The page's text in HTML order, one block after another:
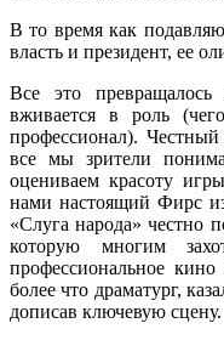
В то время как
власть и президент, ее
Все это
вживается в роль
профессионал).
все мы зрители
оцениваем красоту
нами настоящий Фирс
«Слуга народа» честно
которую многим
профессиональное
более что драматург,
дописав ключевую сцену.